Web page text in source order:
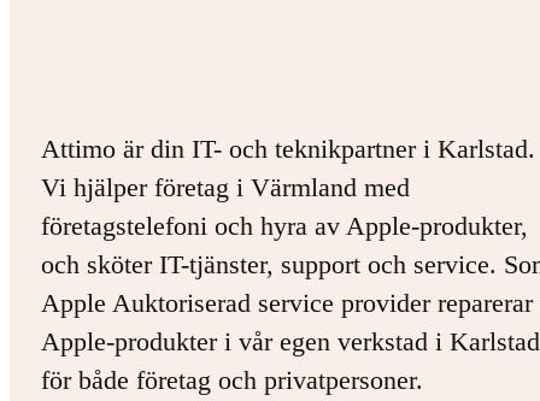
Attimo är din IT- och teknikpartner i Karlstad.
Vi hjälper företag i Värmland med
företagstelefoni och hyra av Apple-produkter,
och sköter IT-tjänster, support och service.
Apple Auktoriserad service provider
Apple-produkter i vår egen verkstad i
för både företag och privatpersoner.